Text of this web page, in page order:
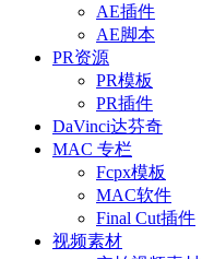
AE插件
AE脚本
PR资源
PR模板
PR插件
DaVinci达芬奇
MAC 专栏
Fcpx模板
MAC软件
Final Cut插件
视频素材